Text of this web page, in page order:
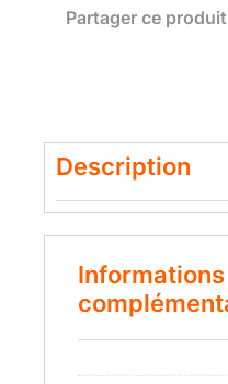
Partager ce
Description
Informations